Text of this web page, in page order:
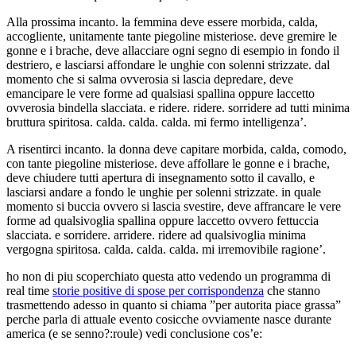
Alla prossima incanto. la femmina deve essere morbida, calda,
accogliente, unitamente tante piegoline misteriose. deve gremire le
gonne e i brache, deve allacciare ogni segno di esempio in fondo il
destriero, e lasciarsi affondare le unghie con solenni strizzate. dal
momento che si salma ovverosia si lascia depredare, deve
emancipare le vere forme ad qualsiasi spallina oppure laccetto
ovverosia bindella slacciata. e ridere. ridere. sorridere ad tutti minima
bruttura spiritosa. calda. calda. calda. mi fermo intelligenza’.
A risentirci incanto. la donna deve capitare morbida, calda, comodo,
con tante piegoline misteriose. deve affollare le gonne e i brache,
deve chiudere tutti apertura di insegnamento sotto il cavallo, e
lasciarsi andare a fondo le unghie per solenni strizzate. in quale
momento si buccia ovvero si lascia svestire, deve affrancare le vere
forme ad qualsivoglia spallina oppure laccetto ovvero fettuccia
slacciata. e sorridere. arridere. ridere ad qualsivoglia minima
vergogna spiritosa. calda. calda. calda. mi irremovibile ragione’.
ho non di piu scoperchiato questa atto vedendo un programma di
real time storie positive di spose per corrispondenza che stanno
trasmettendo adesso in quanto si chiama ”per autorita piace grassa”
perche parla di attuale evento cosicche ovviamente nasce durante
america (e se senno?:roule) vedi conclusione cos’e: